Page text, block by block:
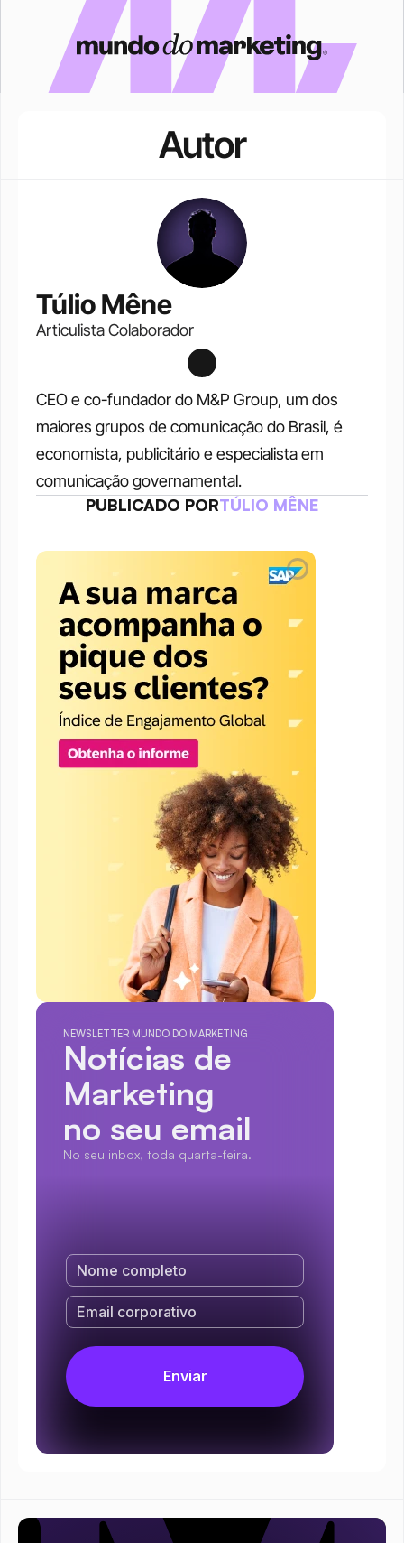
Autor
Túlio Mêne
Articulista Colaborador
CEO e co-fundador do M&P Group, um dos
maiores grupos de comunicação do Brasil, é
economista, publicitário e especialista em
comunicação governamental.
PUBLICADO PORTÚLIO MÊNE
NEWSLETTER MUNDO DO MARKETING
Notícias de
Marketing
no seu email
No seu inbox, toda quarta-feira.